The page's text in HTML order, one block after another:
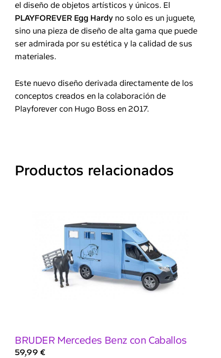
el diseño de objetos artísticos y únicos. El
PLAYFOREVER Egg Hardy no solo es un juguete,
sino una pieza de diseño de alta gama que puede
ser admirada por su estética y la calidad de sus
materiales.
Este nuevo diseño derivada directamente de los
conceptos creados en la colaboración de
Playforever con Hugo Boss en 2017.
Productos relacionados
BRUDER Mercedes Benz con Caballos
59,99 €